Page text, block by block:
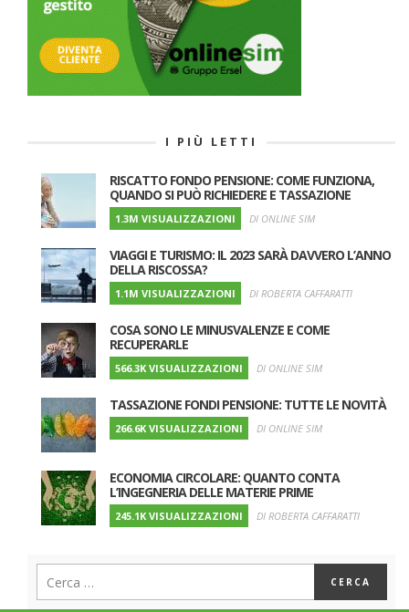
I PIÙ LETTI
RISCATTO FONDO PENSIONE: COME FUNZIONA,
QUANDO SI PUÒ RICHIEDERE E TASSAZIONE
1.3M VISUALIZZAZIONI DI ONLINE SIM
VIAGGI E TURISMO: IL 2023 SARÀ DAVVERO L’ANNO
DELLA RISCOSSA?
1.1M VISUALIZZAZIONI DI ROBERTA CAFFARATTI
COSA SONO LE MINUSVALENZE E COME
RECUPERARLE
566.3K VISUALIZZAZIONI DI ONLINE SIM
TASSAZIONE FONDI PENSIONE: TUTTE LE NOVITÀ
266.6K VISUALIZZAZIONI DI ONLINE SIM
ECONOMIA CIRCOLARE: QUANTO CONTA
L’INGEGNERIA DELLE MATERIE PRIME
245.1K VISUALIZZAZIONI DI ROBERTA CAFFARATTI